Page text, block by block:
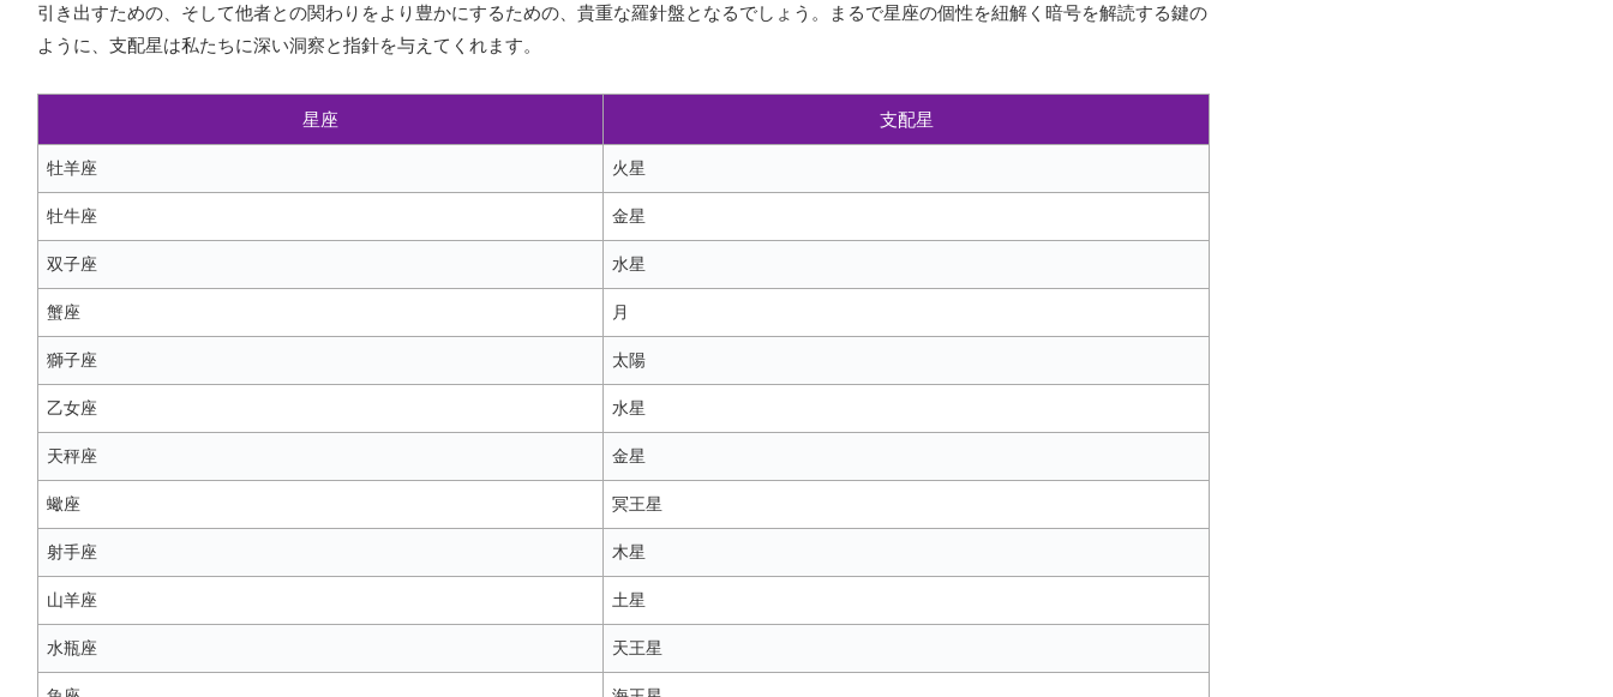
引き出すための、そして他者との関わりをより豊かにするための、貴重な羅針盤となるでしょう。まるで星座の個性を紐解く暗号を解読する鍵の
ように、支配星は私たちに深い洞察と指針を与えてくれます。
星座 支配星
牡羊座 火星
牡牛座 金星
双子座 水星
蟹座 月
獅子座 太陽
乙女座 水星
天秤座 金星
蠍座 冥王星
射手座 木星
山羊座 土星
水瓶座 天王星